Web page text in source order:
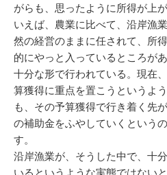
がらも、思ったように所得が上
いえば、農業に比べて、沿岸漁
然の経営のままに任されて、所
的にやっと入っているところが
十分な形で行われている。現在
算獲得に重点を置こうというよ
も、その予算獲得で行き着く先
の補助金をふやしていくという
す。
沿岸漁業が、そうした中で、十